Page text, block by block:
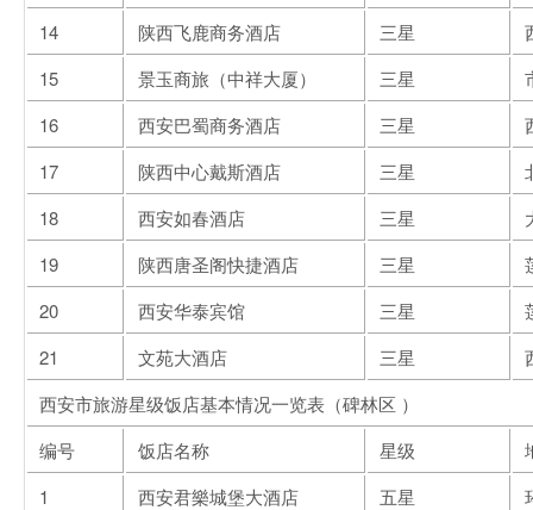
14
陕西飞鹿商务酒店 三星
15
景玉商旅（中祥大厦） 三星
16
西安巴蜀商务酒店 三星
17
陕西中心戴斯酒店 三星
18
西安如春酒店 三星
19
陕西唐圣阁快捷酒店 三星
20
西安华泰宾馆 三星
21
文苑大酒店 三星
西安市旅游星级饭店基本情况一览表（碑林区 ）
编号
饭店名称 星级
1
西安君樂城堡大酒店 五星